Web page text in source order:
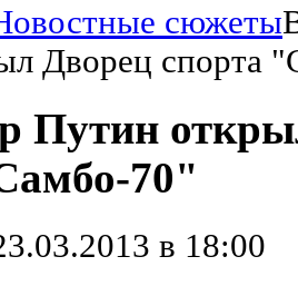
сюжеты
Дворец спорта
Путин
70"
в 18:00